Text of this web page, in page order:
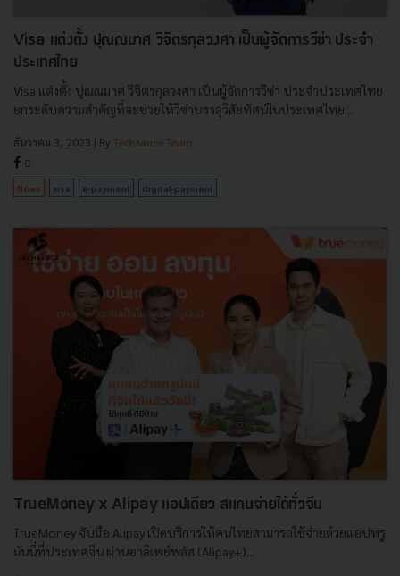
Visa แต่งตั้ง ปุณณมาศ วิจิตรกุลวงศา เป็นผู้จัดการวีซ่า ประจำ
ประเทศไทย
Visa แต่งตั้ง ปุณณมาศ วิจิตรกุลวงศา เป็นผู้จัดการวีซ่า ประจำประเทศไทย
ยกระดับความสำคัญที่จะช่วยให้วีซ่าบรรลุวิสัยทัศน์ในประเทศไทย...
ธันวาคม 3, 2023 | By Techsauce Team
0
News visa e-payment digital-payment
TrueMoney x Alipay แอปเดียว สแกนจ่ายได้ทั่วจีน
TrueMoney จับมือ Alipay เปิดบริการให้คนไทยสามารถใช้จ่ายด้วยแอปทรู
มันนี่ที่ประเทศจีน ผ่านอาลีเพย์พลัส (Alipay+)...